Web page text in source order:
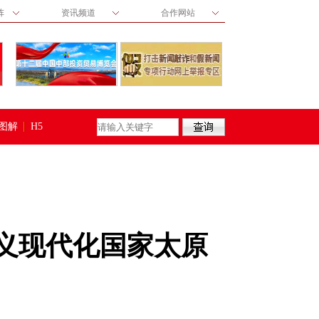
资讯频道 合作网站
解 H5
现代化国家太原